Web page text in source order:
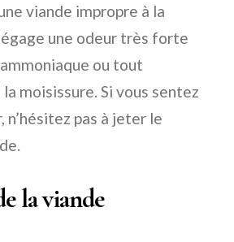
viande impropre à la
une odeur très forte
ou tout
moisissure. Si vous sentez
n’hésitez pas à jeter le
la viande